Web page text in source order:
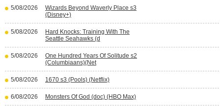
5/08/2026
Wizards Beyond Waverly Place s3
(Disney+)
5/08/2026
Hard Knocks: Training With The
Seattle Seahawks (d
5/08/2026
One Hundred Years Of Solitude s2
(Columbiaans)(Net
5/08/2026 1670 s3 (Pools) (Netflix)
6/08/2026 Monsters Of God (doc) (HBO Max)